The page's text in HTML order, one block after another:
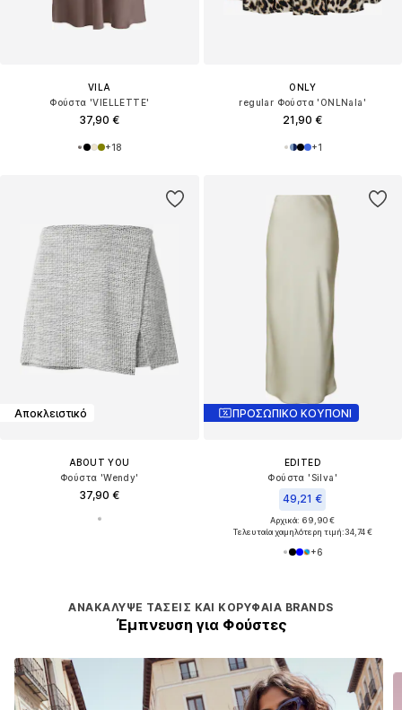
VILA
Φούστα 'VIELLETTE'
37,90 €
+18
ONLY
regular Φούστα 'ONLNala'
21,90 €
+1
Αποκλειστικό
ABOUT YOU
Φούστα 'Wendy'
37,90 €
ΠΡΟΣΩΠΙΚΟ ΚΟΥΠΟΝΙ
EDITED
Φούστα 'Silva'
49,21 €
Αρχικά: 69,90 €
Τελευταία χαμηλότερη τιμή:34,74 €
+6
ΑΝΑΚΆΛΥΨΕ ΤΆΣΕΙΣ ΚΑΙ ΚΟΡΥΦΑΊΑ BRANDS
Έμπνευση για Φούστες